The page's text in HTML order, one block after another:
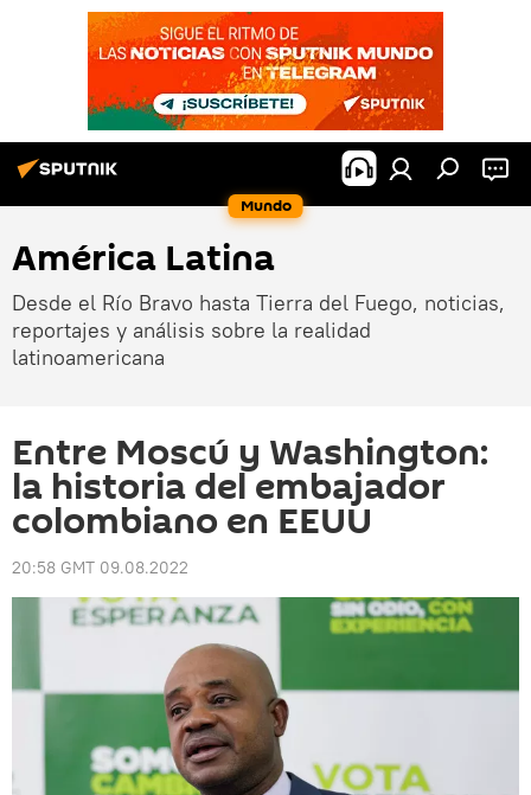
Mundo
América Latina
Desde el Río Bravo hasta Tierra del Fuego, noticias,
reportajes y análisis sobre la realidad
latinoamericana
Entre Moscú y Washington:
la historia del embajador
colombiano en EEUU
20:58 GMT 09.08.2022